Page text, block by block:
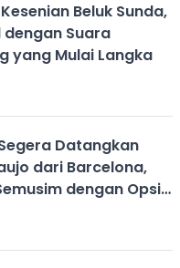
Beluk Sunda,
dengan Suara
yang Mulai Langka
Datangkan
dari Barcelona,
dengan Opsi